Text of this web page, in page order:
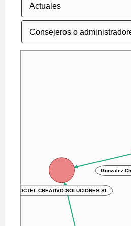
COCTEL CREATIVO SOLUCIONES SL
Gonzalez